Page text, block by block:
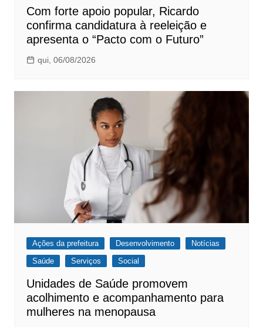
Com forte apoio popular, Ricardo
confirma candidatura à reeleição e
apresenta o “Pacto com o Futuro”
qui, 06/08/2026
Ações da prefeitura Desenvolvimento
Notícias
Saúde
Serviços Social
Unidades de Saúde promovem
acolhimento e acompanhamento para
mulheres na menopausa